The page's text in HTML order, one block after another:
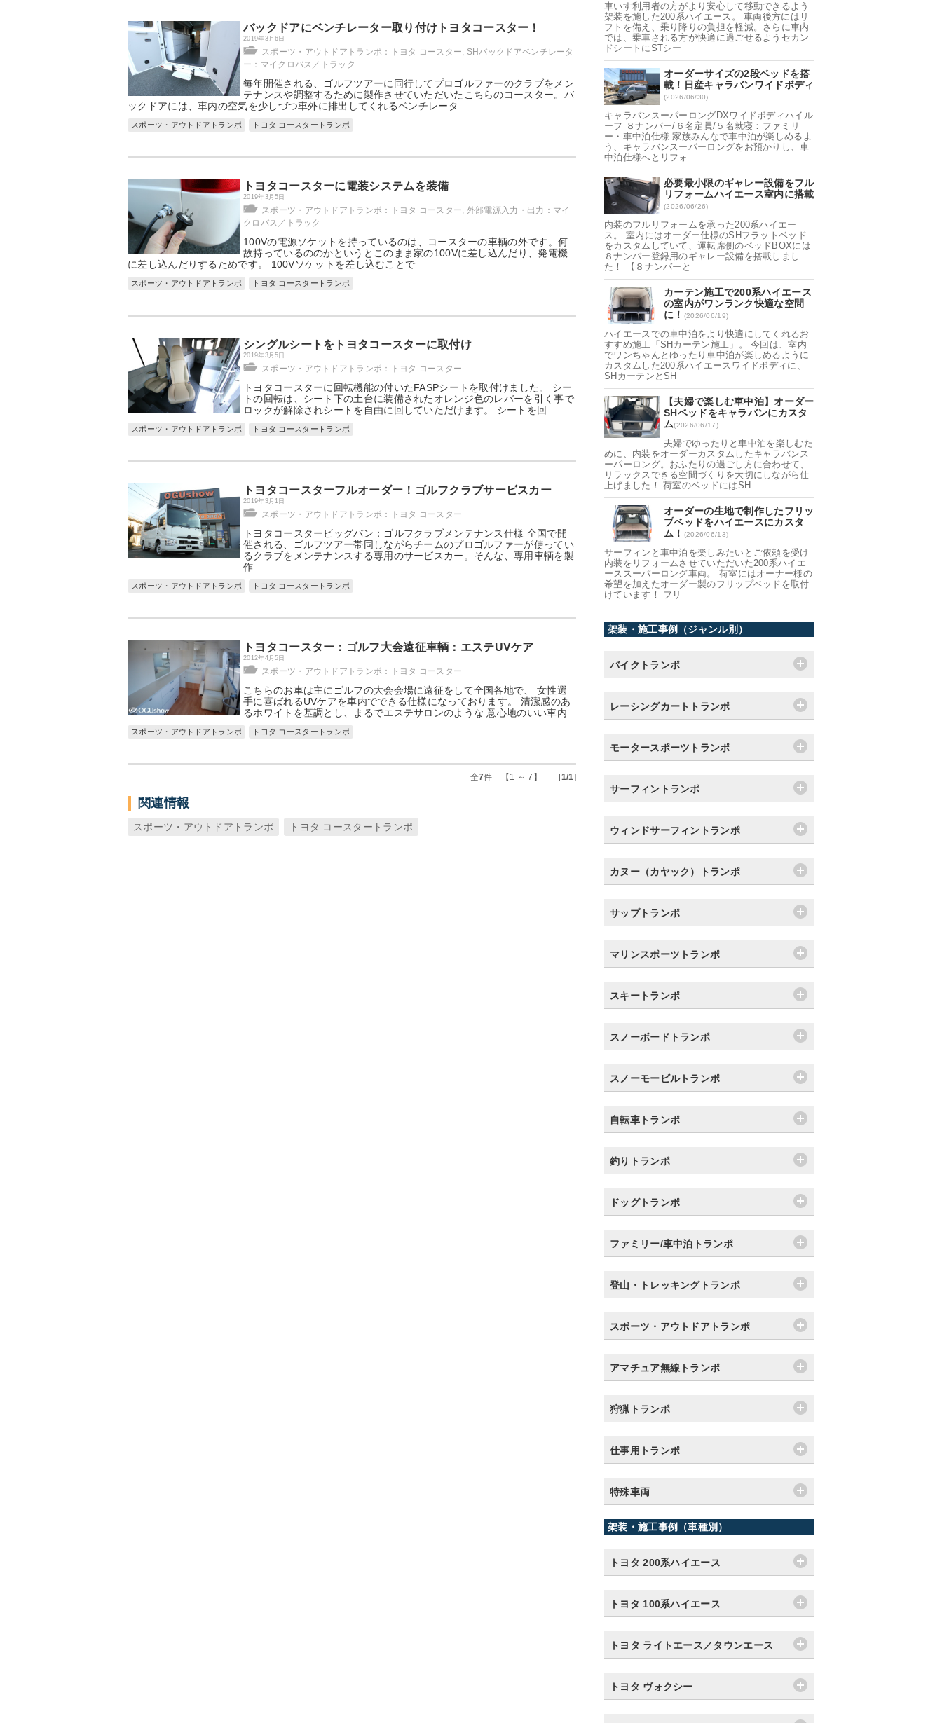
バックドアにベンチレーター取り付けトヨタコースター！
2019年3月6日
スポーツ・アウトドアトランポ：トヨタ コースター, SHバックドアベンチレータ
ー：マイクロバス／トラック
毎年開催される、ゴルフツアーに同行してプロゴルファーのクラブをメン
テナンスや調整するために製作させていただいたこちらのコースター。バ
ックドアには、車内の空気を少しづつ車外に排出してくれるベンチレータ
スポーツ・アウトドアトランポ トヨタ コースタートランポ
トヨタコースターに電装システムを装備
2019年3月5日
スポーツ・アウトドアトランポ：トヨタ コースター, 外部電源入力・出力：マイ
クロバス／トラック
100Vの電源ソケットを持っているのは、コースターの車輌の外です。何
故持っているののかというとこのまま家の100Vに差し込んだり、発電機
に差し込んだりするためです。 100Vソケットを差し込むことで
スポーツ・アウトドアトランポ トヨタ コースタートランポ
シングルシートをトヨタコースターに取付け
2019年3月5日
スポーツ・アウトドアトランポ：トヨタ コースター
トヨタコースターに回転機能の付いたFASPシートを取付けました。 シー
トの回転は、シート下の土台に装備されたオレンジ色のレバーを引く事で
ロックが解除されシートを自由に回していただけます。 シートを回
スポーツ・アウトドアトランポ トヨタ コースタートランポ
トヨタコースターフルオーダー！ゴルフクラブサービスカー
2019年3月1日
スポーツ・アウトドアトランポ：トヨタ コースター
トヨタコースタービッグバン：ゴルフクラブメンテナンス仕様 全国で開
催される、ゴルフツアー帯同しながらチームのプロゴルファーが使ってい
るクラブをメンテナンスする専用のサービスカー。そんな、専用車輌を製
作
スポーツ・アウトドアトランポ トヨタ コースタートランポ
トヨタコースター：ゴルフ大会遠征車輌：エステUVケア
2012年4月5日
スポーツ・アウトドアトランポ：トヨタ コースター
こちらのお車は主にゴルフの大会会場に遠征をして全国各地で、 女性選
手に喜ばれるUVケアを車内でできる仕様になっております。 清潔感のあ
るホワイトを基調とし、まるでエステサロンのような 意心地のいい車内
スポーツ・アウトドアトランポ トヨタ コースタートランポ
全7件 【1 ～ 7】 [1/1]
関連情報
スポーツ・アウトドアトランポ トヨタ コースタートランポ
車いす利用者の方がより安心して移動できるよう
架装を施した200系ハイエース。 車両後方にはリ
フトを備え、乗り降りの負担を軽減。さらに車内
では、乗車される方が快適に過ごせるようセカン
ドシートにSTシー
オーダーサイズの2段ベッドを搭
載！日産キャラバンワイドボディ
(2026/06/30)
キャラバンスーパーロングDXワイドボディハイル
ーフ ８ナンバー/６名定員/５名就寝：ファミリ
ー・車中泊仕様 家族みんなで車中泊が楽しめるよ
う、キャラバンスーパーロングをお預かりし、車
中泊仕様へとリフォ
必要最小限のギャレー設備をフル
リフォームハイエース室内に搭載
(2026/06/26)
内装のフルリフォームを承った200系ハイエー
ス。 室内にはオーダー仕様のSHフラットベッド
をカスタムしていて、運転席側のベッドBOXには
８ナンバー登録用のギャレー設備を搭載しまし
た！ 【８ナンバーと
カーテン施工で200系ハイエース
の室内がワンランク快適な空間
に！ (2026/06/19)
ハイエースでの車中泊をより快適にしてくれるお
すすめ施工「SHカーテン施工」。 今回は、室内
でワンちゃんとゆったり車中泊が楽しめるように
カスタムした200系ハイエースワイドボディに、
SHカーテンとSH
【夫婦で楽しむ車中泊】オーダー
SHベッドをキャラバンにカスタ
ム(2026/06/17)
夫婦でゆったりと車中泊を楽しむた
めに、内装をオーダーカスタムしたキャラバンス
ーパーロング。おふたりの過ごし方に合わせて、
リラックスできる空間づくりを大切にしながら仕
上げました！ 荷室のベッドにはSH
オーダーの生地で制作したフリッ
プベッドをハイエースにカスタ
ム！ (2026/06/13)
サーフィンと車中泊を楽しみたいとご依頼を受け
内装をリフォームさせていただいた200系ハイエ
ーススーパーロング車両。 荷室にはオーナー様の
希望を加えたオーダー製のフリップベッドを取付
けています！ フリ
架装・施工事例（ジャンル別）
バイクトランポ
レーシングカートトランポ
モータースポーツトランポ
サーフィントランポ
ウィンドサーフィントランポ
カヌー（カヤック）トランポ
サップトランポ
マリンスポーツトランポ
スキートランポ
スノーボードトランポ
スノーモービルトランポ
自転車トランポ
釣りトランポ
ドッグトランポ
ファミリー/車中泊トランポ
登山・トレッキングトランポ
スポーツ・アウトドアトランポ
アマチュア無線トランポ
狩猟トランポ
仕事用トランポ
特殊車両
架装・施工事例（車種別）
トヨタ 200系ハイエース
トヨタ 100系ハイエース
トヨタ ライトエース／タウンエース
トヨタ ヴォクシー